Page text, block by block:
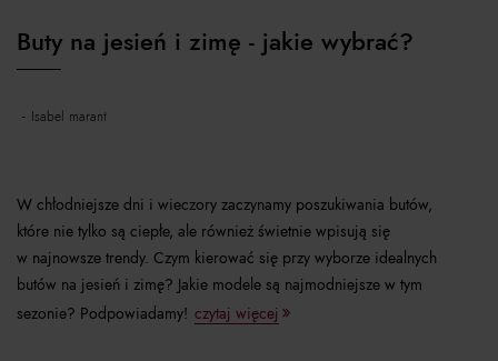
Buty na jesień i zimę - jakie wybrać?
isabel marant
W chłodniejsze dni i wieczory zaczynamy poszukiwania butów,
które nie tylko są ciepłe, ale również świetnie wpisują się
w najnowsze trendy. Czym kierować się przy wyborze idealnych
butów na jesień i zimę? Jakie modele są najmodniejsze w tym
sezonie? Podpowiadamy! czytaj więcej